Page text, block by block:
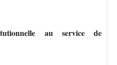
au service de